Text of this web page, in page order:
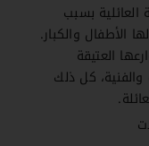
بسبب
الأطفال والكبار.
العتيقة
والفنية، كل ذلك